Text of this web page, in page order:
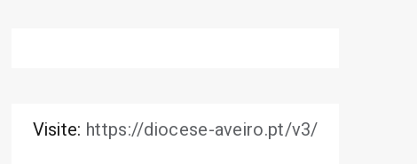
Visite: https://diocese-aveiro.pt/v3/